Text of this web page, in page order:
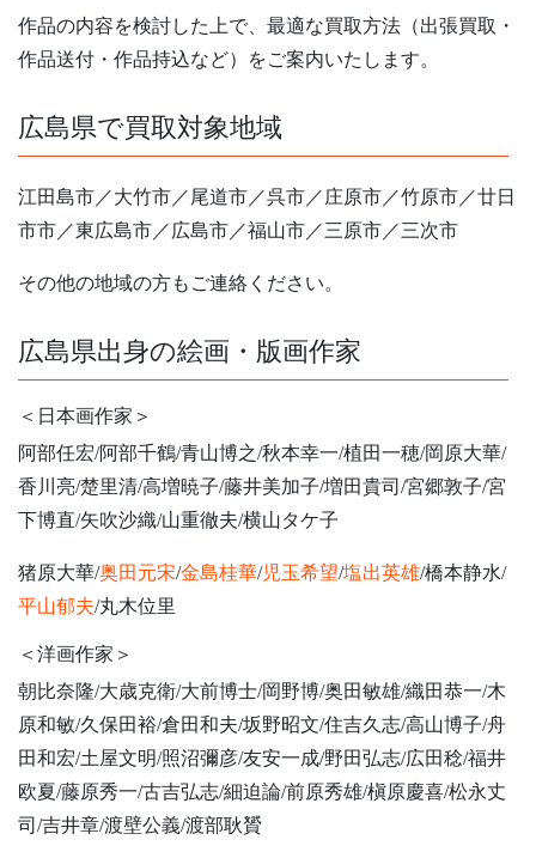
作品の内容を検討した上で、最適な買取方法（出張買取・
作品送付・作品持込など）をご案内いたします。
広島県で買取対象地域
江田島市／大竹市／尾道市／呉市／庄原市／竹原市／廿日
市市／東広島市／広島市／福山市／三原市／三次市
その他の地域の方もご連絡ください。
広島県出身の絵画・版画作家
＜日本画作家＞
阿部任宏/阿部千鶴/青山博之/秋本幸一/植田一穂/岡原大華/
香川亮/楚里清/高増暁子/藤井美加子/増田貴司/宮郷敦子/宮
下博直/矢吹沙織/山重徹夫/横山タケ子
猪原大華/奥田元宋/金島桂華/児玉希望/塩出英雄/橋本静水/
平山郁夫/丸木位里
＜洋画作家＞
朝比奈隆/大歳克衛/大前博士/岡野博/奥田敏雄/織田恭一/木
原和敏/久保田裕/倉田和夫/坂野昭文/住吉久志/高山博子/舟
田和宏/土屋文明/照沼彌彦/友安一成/野田弘志/広田稔/福井
欧夏/藤原秀一/古吉弘志/細迫論/前原秀雄/槇原慶喜/松永丈
司/吉井章/渡壁公義/渡部耿贇